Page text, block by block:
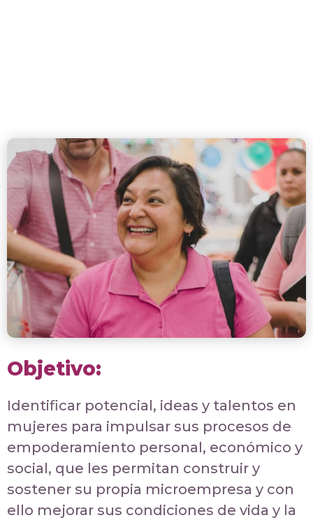
Objetivo:
Identificar potencial, ideas y talentos en
mujeres para impulsar sus procesos de
empoderamiento personal, económico y
social, que les permitan construir y
sostener su propia microempresa y con
ello mejorar sus condiciones de vida y la